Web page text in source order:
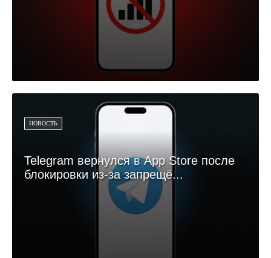
НОВОСТЬ
Telegram вернулся в App Store после
блокировки из-за запрещё...